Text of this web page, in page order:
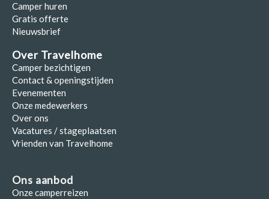
Camper huren
Gratis offerte
Nieuwsbrief
Over Travelhome
Camper bezichtigen
Contact & openingstijden
Evenementen
Onze medewerkers
Over ons
Vacatures / stageplaatsen
Vrienden van Travelhome
Ons aanbod
Onze camperreizen